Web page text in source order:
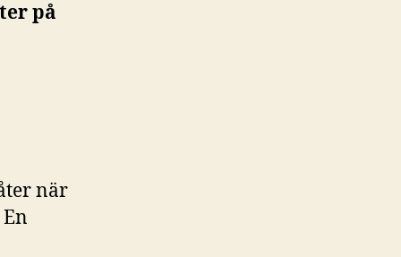
på
när